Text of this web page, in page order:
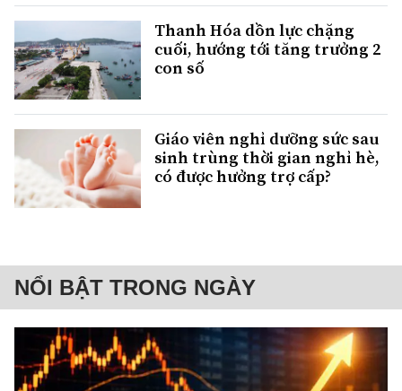
Thanh Hóa dồn lực chặng
cuối, hướng tới tăng trưởng 2
con số
Giáo viên nghỉ dưỡng sức sau
sinh trùng thời gian nghỉ hè,
có được hưởng trợ cấp?
NỔI BẬT TRONG NGÀY